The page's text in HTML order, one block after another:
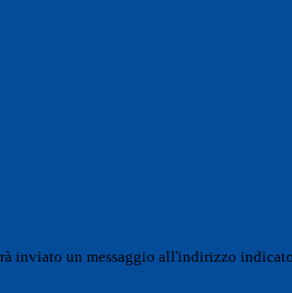
inviato un messaggio all'indirizzo